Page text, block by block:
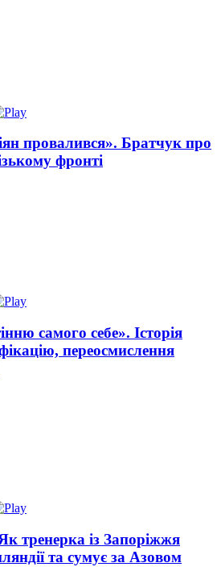
провалився». Братчук про
фронті
самого себе». Історія
переосмислення
тренерка із Запоріжжя
та сумує за Азовом